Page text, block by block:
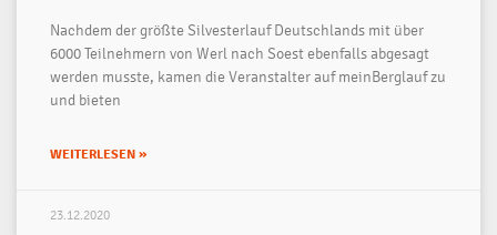
Nachdem der größte Silvesterlauf Deutschlands mit über
6000 Teilnehmern von Werl nach Soest ebenfalls abgesagt
werden musste, kamen die Veranstalter auf meinBerglauf zu
und bieten
WEITERLESEN »
23.12.2020